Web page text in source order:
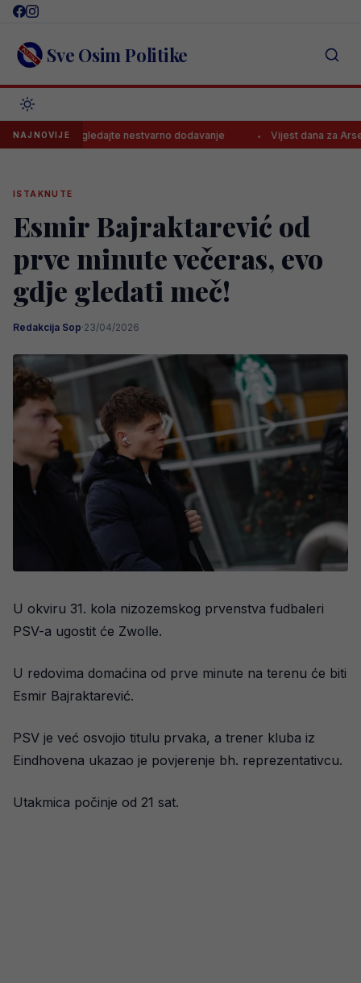
Skip
content Sve Osim Politike
NAJNOVIJE
pogledajte nestvarno dodavanje Vijest dana za Arsenal!
ISTAKNUTE
Esmir Bajraktarević od
prve minute večeras, evo
gdje gledati meč!
Redakcija Sop·23/04/2026
U okviru 31. kola nizozemskog prvenstva fudbaleri
PSV-a ugostit će Zwolle.
U redovima domaćina od prve minute na terenu će biti
Esmir Bajraktarević.
PSV je već osvojio titulu prvaka, a trener kluba iz
Eindhovena ukazao je povjerenje bh. reprezentativcu.
Utakmica počinje od 21 sat.